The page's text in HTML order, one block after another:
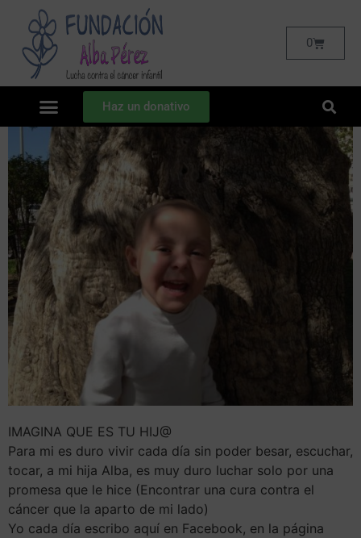
0
Haz un donativo
IMAGINA QUE ES TU HIJ@
Para mi es duro vivir cada día sin poder besar, escuchar,
tocar, a mi hija Alba, es muy duro luchar solo por una
promesa que le hice (Encontrar una cura contra el
cáncer que la aparto de mi lado)
Yo cada día escribo aquí en Facebook, en la página